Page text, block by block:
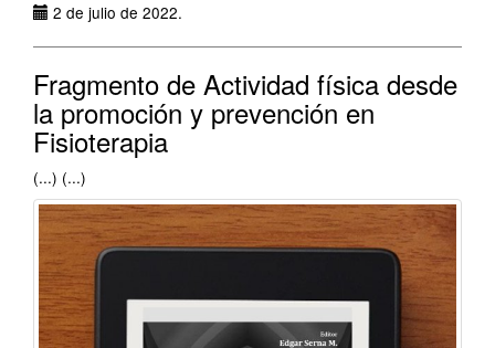
2 de julio de 2022.
Fragmento de Actividad física desde
la promoción y prevención en
Fisioterapia
(...) (...)